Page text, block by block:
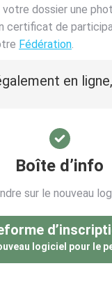
dossier une
certificat de
Fédération.
en
Boîte d’info
sur le nouveau
logiciel pour le